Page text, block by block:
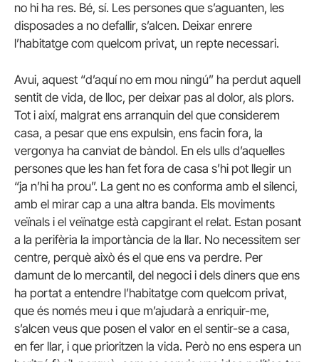
no hi ha res. Bé, sí. Les persones que s’aguanten, les
disposades a no defallir, s’alcen. Deixar enrere
l’habitatge com quelcom privat, un repte necessari.
Avui, aquest “d’aquí no em mou ningú” ha perdut aquell
sentit de vida, de lloc, per deixar pas al dolor, als plors.
Tot i així, malgrat ens arranquin del que considerem
casa, a pesar que ens expulsin, ens facin fora, la
vergonya ha canviat de bàndol. En els ulls d’aquelles
persones que les han fet fora de casa s’hi pot llegir un
“ja n’hi ha prou”. La gent no es conforma amb el silenci,
amb el mirar cap a una altra banda. Els moviments
veïnals i el veïnatge està capgirant el relat. Estan posant
a la perifèria la importància de la llar. No necessitem ser
centre, perquè això és el que ens va perdre. Per
damunt de lo mercantil, del negoci i dels diners que ens
ha portat a entendre l’habitatge com quelcom privat,
que és només meu i que m’ajudarà a enriquir-me,
s’alcen veus que posen el valor en el sentir-se a casa,
en fer llar, i que prioritzen la vida. Però no ens espera un